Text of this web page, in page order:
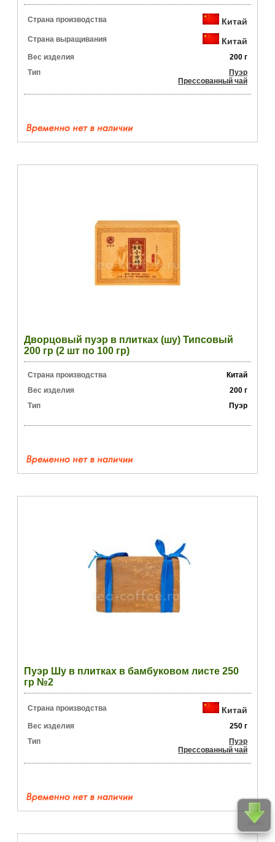
Страна производства Китай
Страна выращивания Китай
Вес изделия
200 г
Тип
Пуэр
Прессованный чай
Дворцовый пуэр в плитках (шу) Типсовый
200 гр (2 шт по 100 гр)
Страна производства
Китай
Вес изделия
200 г
Тип
Пуэр
Пуэр Шу в плитках в бамбуковом листе 250
гр №2
Страна производства Китай
Вес изделия
250 г
Тип
Пуэр
Прессованный чай